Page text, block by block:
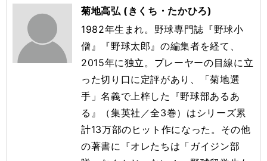
菊地高弘 (きくち・たかひろ)
1982年生まれ。野球専門誌『野球小
僧』『野球太郎』の編集者を経て、
2015年に独立。プレーヤーの目線に立
った切り口に定評があり、「菊地選
手」名義で上梓した『野球部あるあ
る』（集英社／全3巻）はシリーズ累
計13万部のヒット作になった。その他
の著書に『オレたちは「ガイジン部